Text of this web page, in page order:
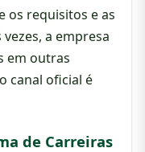
os requisitos e as
a empresa
em outras
canal oficial é
de Carreiras